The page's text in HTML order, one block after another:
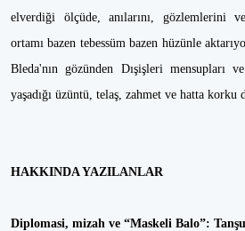
elverdiği ölçüde, anılarını, gözlemlerini
ortamı bazen tebessüm bazen hüzünle
Bleda'nın gözünden Dışişleri mensupları
yaşadığı üzüntü, telaş, zahmet ve hatta korku
HAKKINDA YAZILANLAR
Diplomasi, mizah ve “Maskeli Balo”: